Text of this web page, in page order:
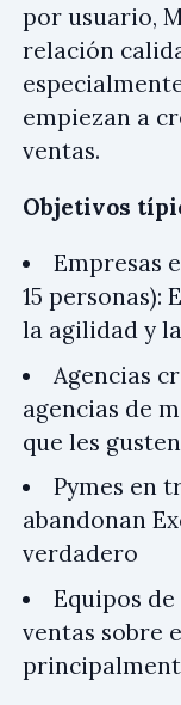
por usuario,
relación
empiezan a
ventas.
Objetivos
Empresas
15 personas):
la agilidad y
Agencias
agencias de
que les
Pymes en
abandonan
verdadero
Equipos
ventas sobre